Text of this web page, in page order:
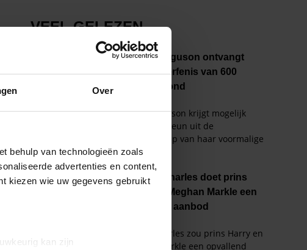
Over
behulp van technologieën zoals
advertenties en content,
kiezen wie uw gegevens gebruikt
kan zijn